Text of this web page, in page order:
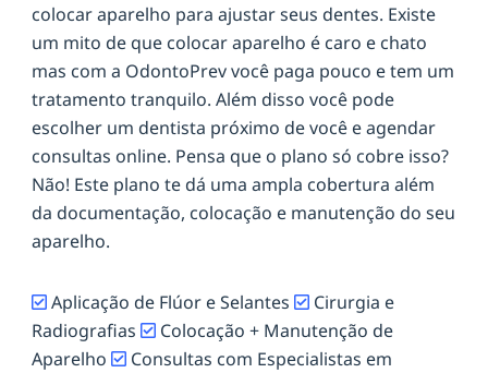
colocar aparelho para ajustar seus dentes. Existe
um mito de que colocar aparelho é caro e chato
mas com a OdontoPrev você paga pouco e tem um
tratamento tranquilo. Além disso você pode
escolher um dentista próximo de você e agendar
consultas online. Pensa que o plano só cobre isso?
Não! Este plano te dá uma ampla cobertura além
da documentação, colocação e manutenção do seu
aparelho.
Aplicação de Flúor e Selantes
Cirurgia e
Radiografias
Colocação + Manutenção de
Aparelho
Consultas com Especialistas em